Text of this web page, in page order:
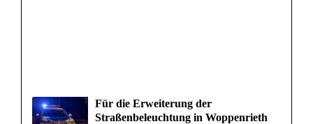
Für die Erweiterung der
Straßenbeleuchtung in Woppenrieth